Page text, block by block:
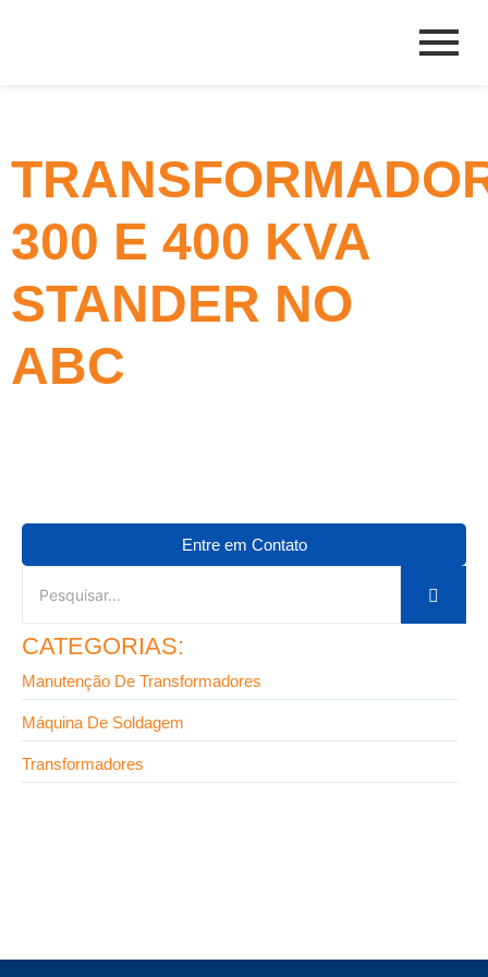
300 E 400 KVA
STANDER NO
ABC
Entre em Contato
CATEGORIAS:
Manutenção De Transformadores
Máquina De Soldagem
Transformadores